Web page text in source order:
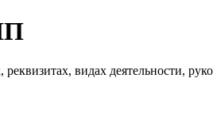
видах деятельности,